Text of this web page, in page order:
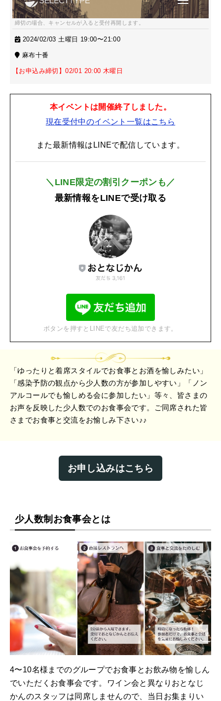
締切の場合、キャンセルが入ると受付再開します。
2024/02/03 土曜日 19:00〜21:00
麻布十番
【お申込み締切】02/01 20:00 木曜日
本イベントは開催終了しました。
現在受付中のイベント一覧はこちら
また最新情報はLINEで配信しています。
＼LINE限定の割引クーポンも／
最新情報をLINEで受け取る
ボタンを押すとLINEで友だち追加できます。
「ゆったりと着席スタイルでお食事とお酒を愉しみたい」
「感染予防の観点から少人数の方が参加しやすい」「ノン
アルコールでも愉しめる会に参加したい」等々、皆さまの
お声を反映した少人数でのお食事会です。ご同席された皆
さまでお食事と交流をお愉しみ下さい♪♪
お申し込みはこちら
少人数制お食事会とは
4〜10名様までのグループでお食事とお飲み物を愉しん
でいただくお食事会です。ワイン会と異なりおとなじ
かんのスタッフは同席しませんので、当日お集まりい